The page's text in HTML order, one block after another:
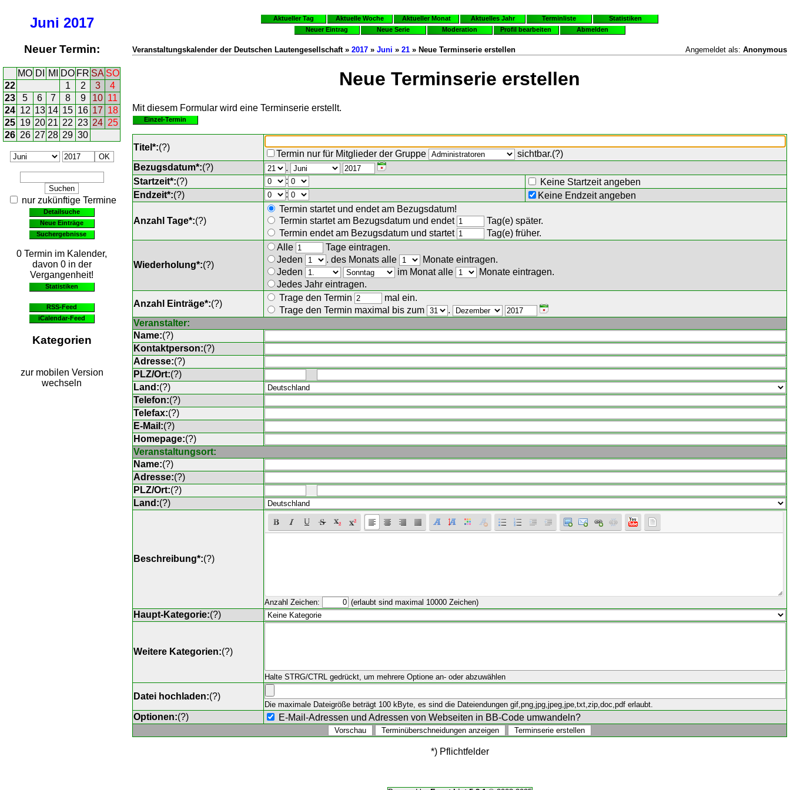
Juni 2017
Neuer Termin:
MO DI MI DO FR SA SO
22
1 2 3
4
23
5 6 7 8 9 10 11
24 12 13 14 15 16 17 18
25 19 20 21 22 23 24 25
26 26 27 28 29 30
nur zukünftige Termine
Detailsuche
Neue Einträge
Suchergebnisse
0 Termin im Kalender,
davon 0 in der
Vergangenheit!
Statistiken
RSS-Feed
iCalendar-Feed
Kategorien
zur mobilen Version
wechseln
Aktueller Tag Aktuelle Woche Aktueller Monat Aktuelles Jahr Terminliste
Statistiken
Neuer Eintrag
Neue Serie Moderation Profil bearbeiten Abmelden
Veranstaltungskalender der Deutschen Lautengesellschaft » 2017 » Juni » 21 » Neue Terminserie erstellen Angemeldet als: Anonymous
Neue Terminserie erstellen
Mit diesem Formular wird eine Terminserie erstellt.
Einzel-Termin
Titel*:(?)
Termin nur für Mitglieder der Gruppe sichtbar.(?)
Bezugsdatum*:(?)
.
Startzeit*:(?) :
Keine Startzeit angeben
Endzeit*:(?) : Keine Endzeit angeben
Anzahl Tage*:(?)
Termin startet und endet am Bezugsdatum!
Termin startet am Bezugsdatum und endet
Tag(e) später.
Termin endet am Bezugsdatum und startet
Tag(e) früher.
Wiederholung*:(?)
Alle
Tage eintragen.
Jeden
. des Monats alle
Monate eintragen.
Jeden
im Monat alle
Monate eintragen.
Jedes Jahr eintragen.
Anzahl Einträge*:(?)
Trage den Termin
mal ein.
Trage den Termin maximal bis zum
.
Veranstalter:
Name:(?)
Kontaktperson:(?)
Adresse:(?)
PLZ/Ort:(?)
Land:(?)
Telefon:(?)
Telefax:(?)
E-Mail:(?)
Homepage:(?)
Veranstaltungsort:
Name:(?)
Adresse:(?)
PLZ/Ort:(?)
Land:(?)
Beschreibung*:(?)
Anzahl Zeichen: (erlaubt sind maximal 10000 Zeichen)
Haupt-Kategorie:(?)
Weitere Kategorien:(?)
Halte STRG/CTRL gedrückt, um mehrere Optione an- oder abzuwählen
Datei hochladen:(?)
Die maximale Dateigröße beträgt 100 kByte, es sind die Dateiendungen gif,png,jpg,jpeg,jpe,txt,zip,doc,pdf erlaubt.
Optionen:(?) E-Mail-Adressen und Adressen von Webseiten in BB-Code umwandeln?
*) Pflichtfelder